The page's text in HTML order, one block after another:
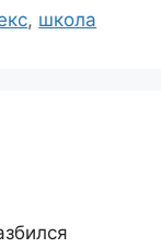
, школа